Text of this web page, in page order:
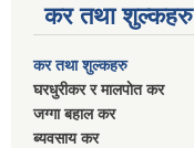
कर तथा शुल्कहरु
कर तथा शुल्कहरु
घरधुरीकर र मालपाेत कर
जग्गा बहाल कर
ब्यवसाय कर